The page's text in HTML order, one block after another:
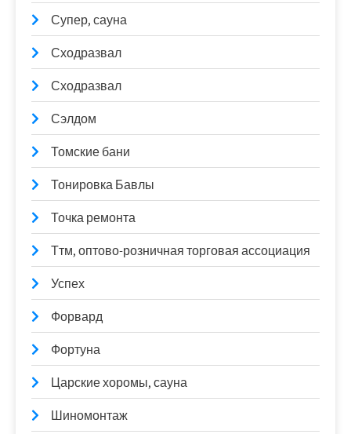
Супер, сауна
Сходразвал
Сходразвал
Сэлдом
Томские бани
Тонировка Бавлы
Точка ремонта
Ттм, оптово-розничная торговая ассоциация
Успех
Форвард
Фортуна
Царские хоромы, сауна
Шиномонтаж